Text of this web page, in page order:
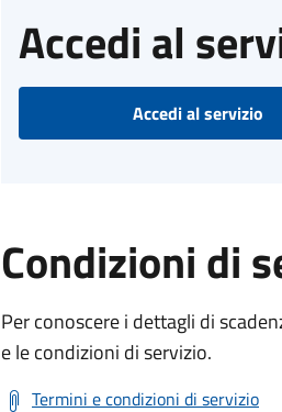
Accedi al
Accedi al servizio
Condizioni di
Per conoscere i dettagli di
e le condizioni di servizio.
Termini e condizioni di servizio